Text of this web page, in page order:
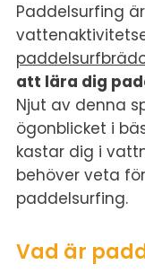
Paddelsurfing
att lära dig
Njut av denna
ögonblicket i
kastar dig i
behöver veta
paddelsurfing.
Vad är